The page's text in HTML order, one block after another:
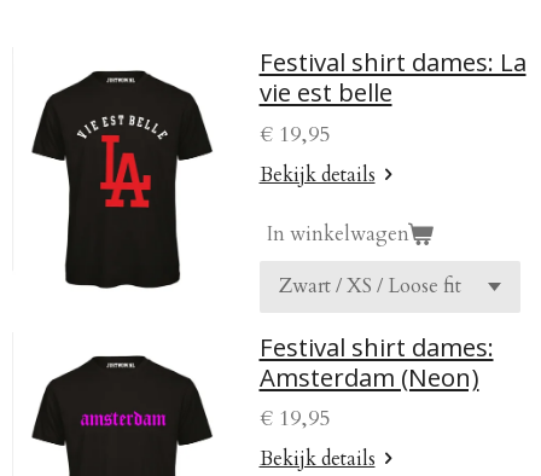
Festival shirt dames: La
vie est belle
€ 19,95
Bekijk details
In winkelwagen
Festival shirt dames:
Amsterdam (Neon)
€ 19,95
Bekijk details